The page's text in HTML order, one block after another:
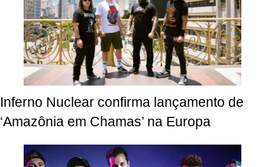
Inferno Nuclear confirma lançamento de
‘Amazônia em Chamas’ na Europa